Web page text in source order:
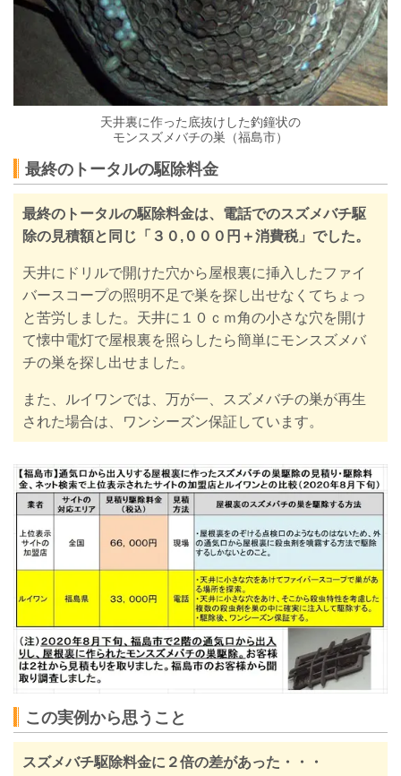
天井裏に作った底抜けした釣鐘状の
モンスズメバチの巣（福島市）
最終のトータルの駆除料金
最終のトータルの駆除料金は、 電話でのスズメバチ駆
除の見積額と同じ「３０,０００円＋消費税」 でした。
天井にドリルで開けた穴から屋根裏に挿入したファイ
バースコープの照明不足で巣を探し出せなくてちょっ
と苦労しました。天井に１０ｃｍ角の小さな穴を開け
て懐中電灯で屋根裏を照らしたら簡単にモンスズメバ
チの巣を探し出せました。
また、ルイワンでは、万が一、スズメバチの巣が再生
された場合は、ワンシーズン保証しています。
この実例から思うこと
スズメバチ駆除料金に２倍の差があった・・・